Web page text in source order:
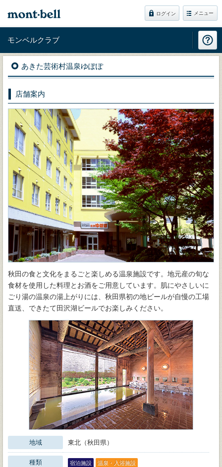
ログイン メニュー
モンベルクラブ
あきた芸術村温泉ゆぽぽ
店舗案内
秋田の食と文化をまるごと楽しめる温泉施設です。地元産の旬な
食材を使用した料理とお酒をご用意しています。肌にやさしいに
ごり湯の温泉の湯上がりには、秋田県初の地ビールが自慢の工場
直送、できたて田沢湖ビールでお楽しみください。
地域 東北（秋田県）
種類 宿泊施設 温泉・入浴施設